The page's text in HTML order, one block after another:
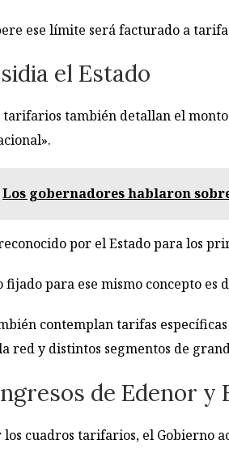
ese límite será facturado a
el Estado
tarifarios también detallan el
Los gobernadores hablaron
por el Estado para los
fijado para ese mismo concepto es
contemplan tarifas
red y distintos segmentos de
de Edenor y
cuadros tarifarios, el Gobierno